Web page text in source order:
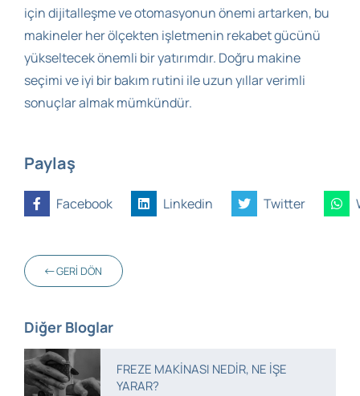
için dijitalleşme ve otomasyonun önemi artarken, bu
makineler her ölçekten işletmenin rekabet gücünü
yükseltecek önemli bir yatırımdır. Doğru makine
seçimi ve iyi bir bakım rutini ile uzun yıllar verimli
sonuçlar almak mümkündür.
Paylaş
Facebook Linkedin Twitter
GERI DÖN
Diğer Bloglar
FREZE MAKINASI NEDIR, NE IŞE
YARAR?